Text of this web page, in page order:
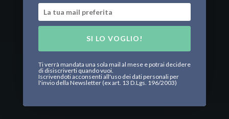
SI LO VOGLIO!
Ti verrà mandata una sola mail al mese e potrai decidere
di disiscriverti quando vuoi.
Iscrivendoti acconsenti all'uso dei dati personali per
l'invio della Newsletter (ex art. 13 D.Lgs. 196/2003)